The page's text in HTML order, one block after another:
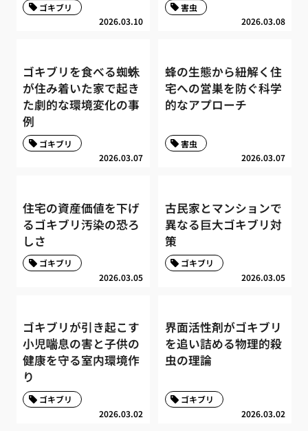
2026.03.10
ゴキブリ
2026.03.08
害虫
ゴキブリを食べる蜘蛛
が住み着いた家で起き
た劇的な環境変化の事
例
2026.03.07
ゴキブリ
蜂の生態から紐解く住
宅への営巣を防ぐ科学
的なアプローチ
2026.03.07
害虫
住宅の資産価値を下げ
るゴキブリ汚染の恐ろ
しさ
2026.03.05
ゴキブリ
古民家とマンションで
異なる巨大ゴキブリ対
策
2026.03.05
ゴキブリ
ゴキブリが引き起こす
小児喘息の害と子供の
健康を守る室内環境作
り
2026.03.02
ゴキブリ
界面活性剤がゴキブリ
を追い詰める物理的殺
虫の理論
2026.03.02
ゴキブリ